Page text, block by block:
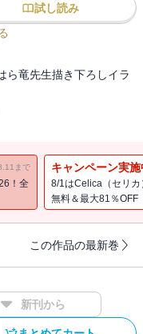
試し読み
ら竜先生描き下ろしイラ
ファンタジー!!
た謎の男から、姉を庇っ
養という名のもとに北
で幼女になっていた!? 全
込んでいく。そこへ一
会いに来る？ 公爵家当
まで
！全
キャンペーン実施
8/1はCelica（セリ
無料＆最大81％OFF
この作品の最新巻
新刊から